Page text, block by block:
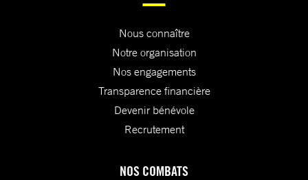
Nous connaître
Notre organisation
Nos engagements
Transparence financière
Devenir bénévole
Recrutement
NOS COMBATS